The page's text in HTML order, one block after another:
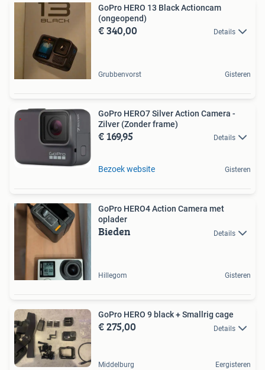
GoPro HERO 13 Black Actioncam
(ongeopend)
€ 340,00 Details
Grubbenvorst Gisteren
GoPro HERO7 Silver Action Camera -
Zilver (Zonder frame)
€ 169,95 Details
Bezoek website Gisteren
GoPro HERO4 Action Camera met
oplader
Bieden Details
Hillegom Gisteren
GoPro HERO 9 black + Smallrig cage
€ 275,00 Details
Middelburg Eergisteren